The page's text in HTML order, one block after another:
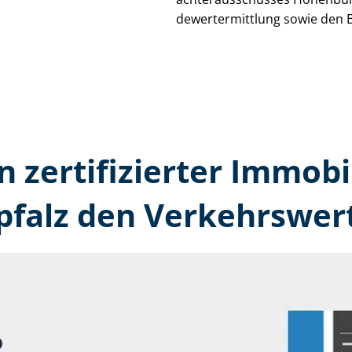
de­wert­ermitt­lung sowie den
zertifizierter
den